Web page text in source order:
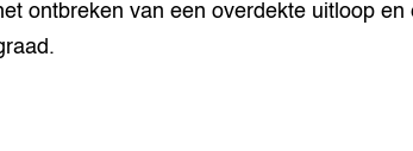
ontbreken van een overdekte uitloop en